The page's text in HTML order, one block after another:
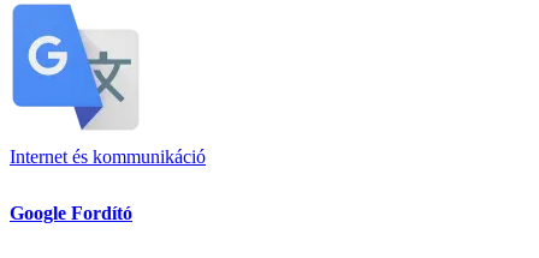
Internet és kommunikáció
Google Fordító